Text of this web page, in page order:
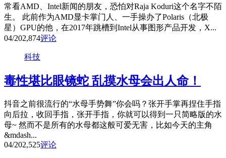
常看AMD、Intel新闻的朋友，恐怕对Raja Koduri这个名字不陌
生。 此前作为AMD显卡掌门人、一手操办了Polaris（北极
星）GPU的他，在2017年跳槽到Intel从事图形产品开发，X...
04/202,874评论
科技
毒性堪比眼镜蛇 乱摸水母会出人命！
抖音之前很流行的“水母手势舞”你会吗？张开手掌再捏住手指
向后拉，收回手指，张开手指，你就可以得到一只简略版的水
母~ 然而不是所有的水母都这般可爱无害，比如今天的主角
&mdash...
04/202,525评论